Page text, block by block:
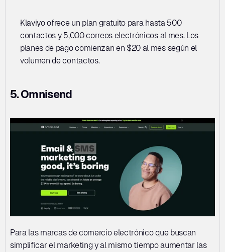
Klaviyo ofrece un plan gratuito para hasta 500
contactos y 5,000 correos electrónicos al mes. Los
planes de pago comienzan en $20 al mes según el
volumen de contactos.
5. Omnisend
Para las marcas de comercio electrónico que buscan
simplificar el marketing y al mismo tiempo aumentar las